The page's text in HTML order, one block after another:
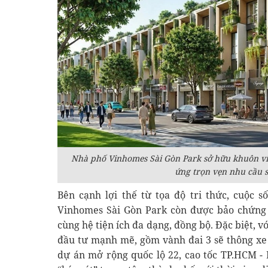
Nhà phố Vinhomes Sài Gòn Park sở hữu khuôn
ứng trọn vẹn nhu cầu
Bên cạnh lợi thế từ tọa độ tri thức, cuộc
Vinhomes Sài Gòn Park còn được bảo
cùng hệ tiện ích đa dạng, đồng bộ. Đặc biệt,
đầu tư mạnh mẽ, gồm vành đai 3 sẽ thông
dự án mở rộng quốc lộ 22, cao tốc TP.HCM